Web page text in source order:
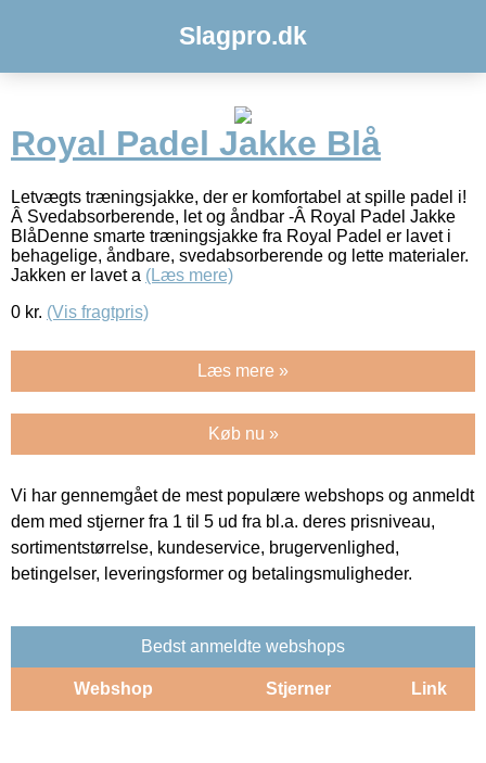
Slagpro.dk
Royal Padel Jakke Blå
Letvægts træningsjakke, der er komfortabel at spille padel i!
Â Svedabsorberende, let og åndbar -Â Royal Padel Jakke
BlåDenne smarte træningsjakke fra Royal Padel er lavet i
behagelige, åndbare, svedabsorberende og lette materialer.
Jakken er lavet a (Læs mere)
0 kr. (Vis fragtpris)
Læs mere »
Køb nu »
Vi har gennemgået de mest populære webshops og anmeldt
dem med stjerner fra 1 til 5 ud fra bl.a. deres prisniveau,
sortimentstørrelse, kundeservice, brugervenlighed,
betingelser, leveringsformer og betalingsmuligheder.
Bedst anmeldte webshops
Webshop Stjerner Link